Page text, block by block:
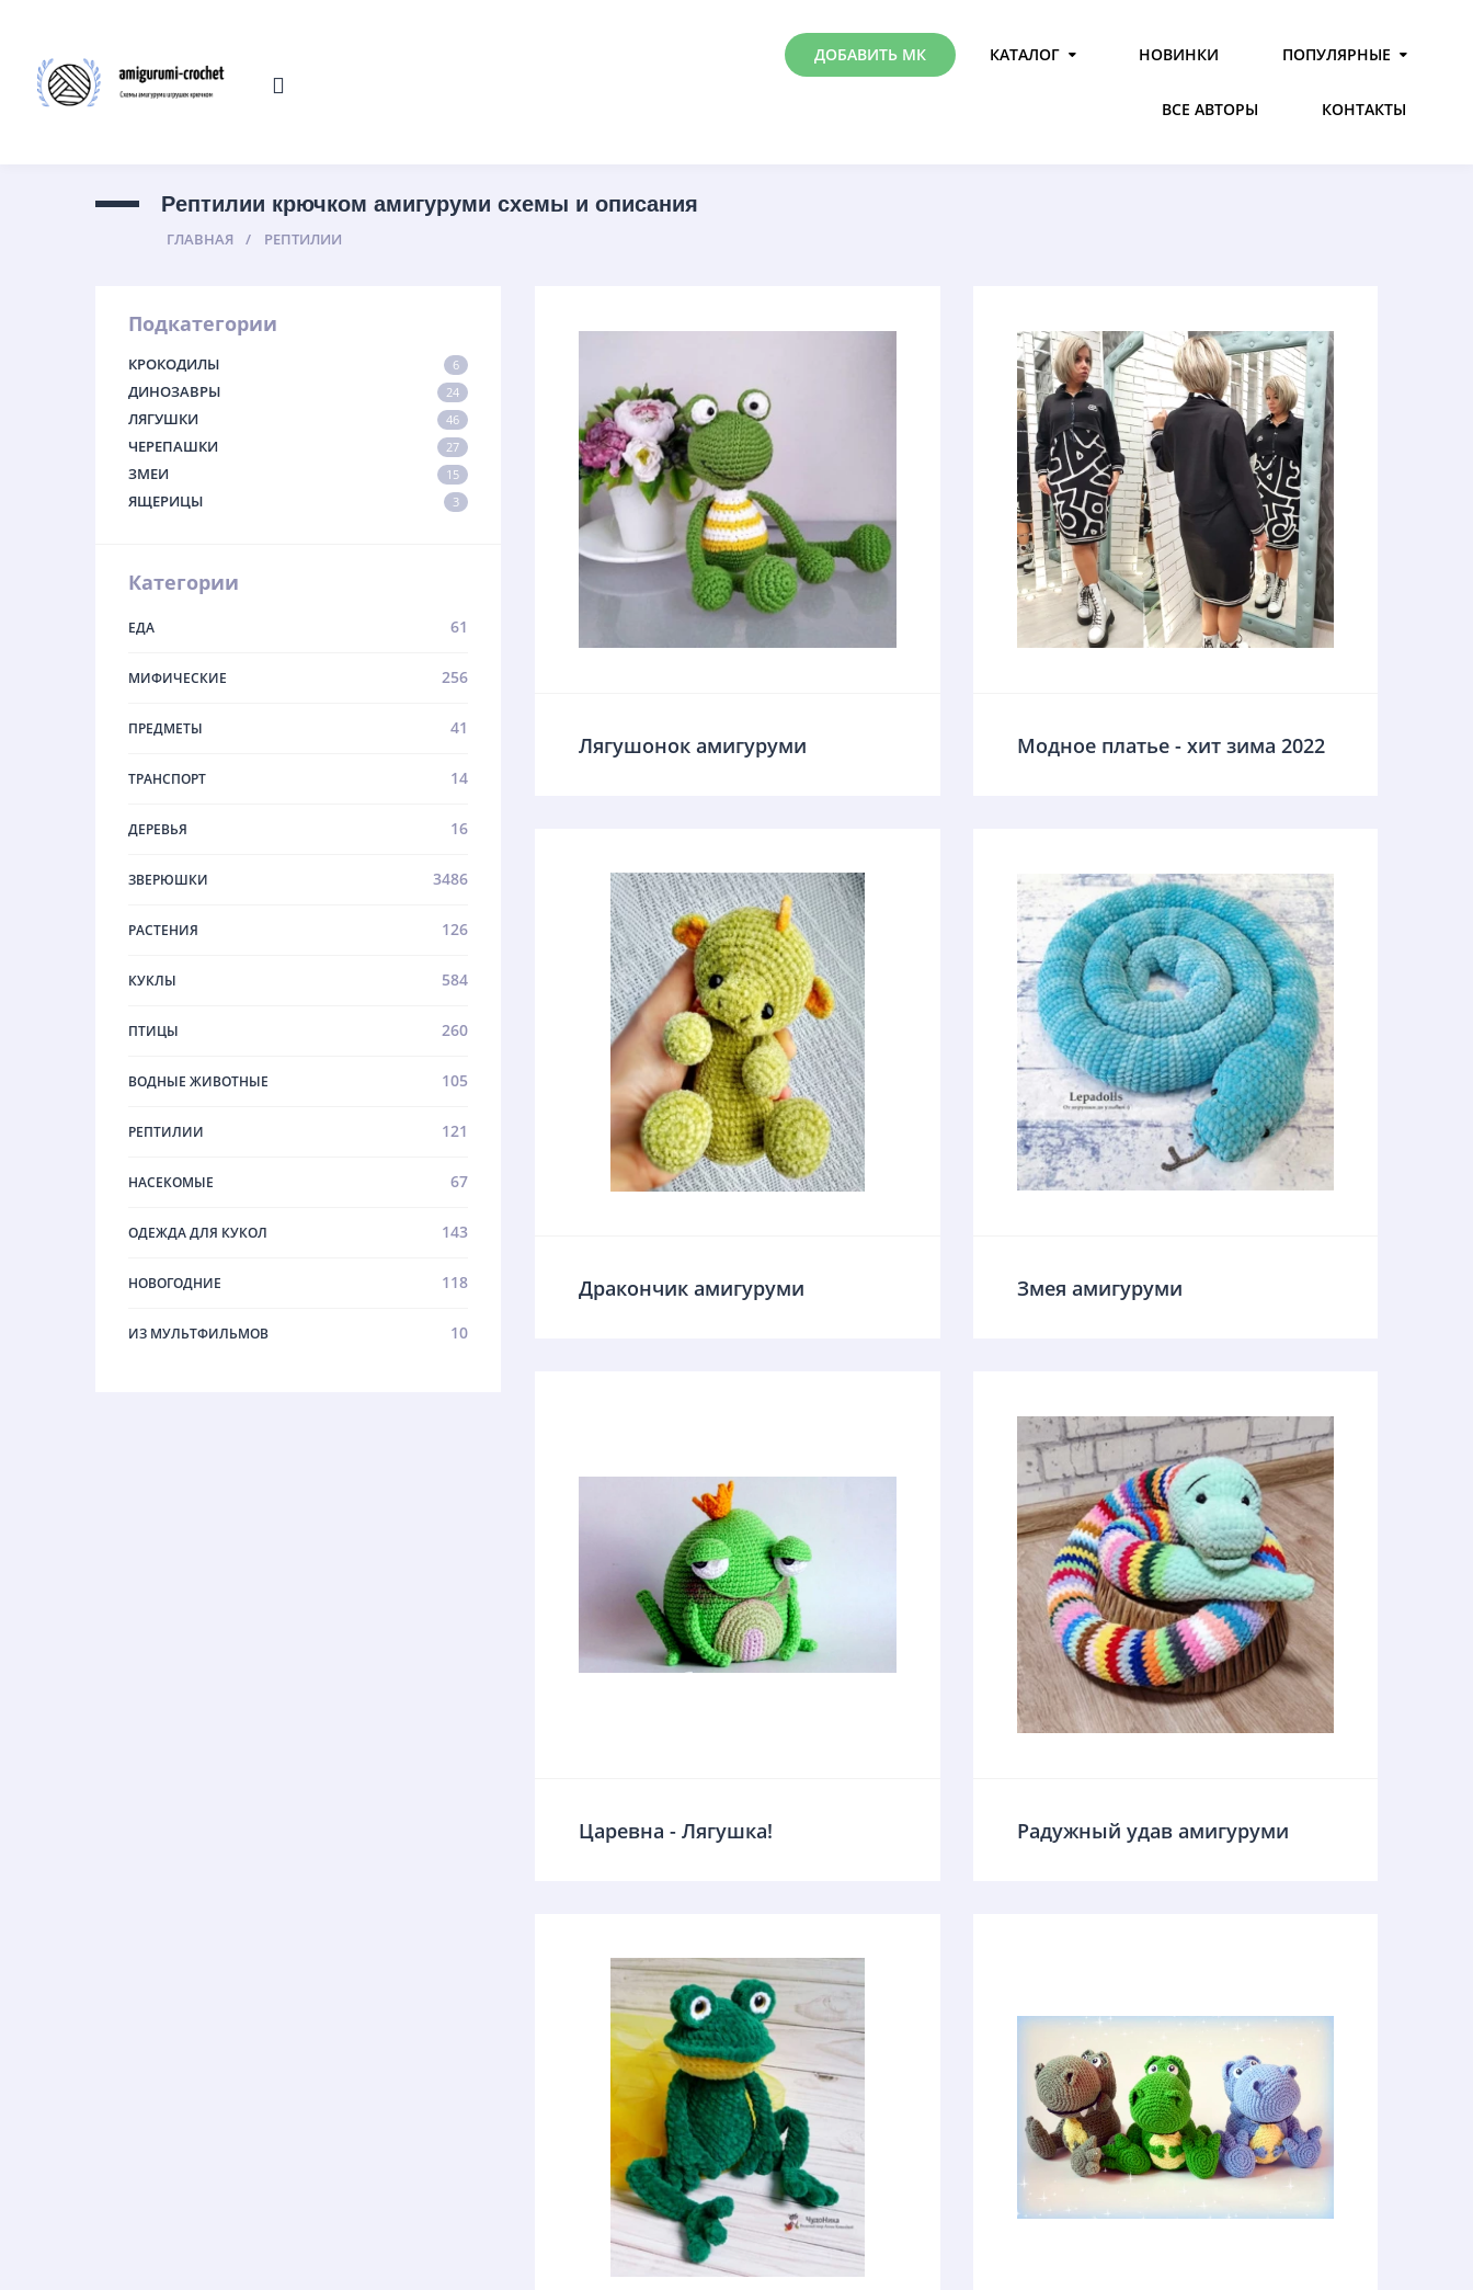
ДОБАВИТЬ МК КАТАЛОГ НОВИНКИ ПОПУЛЯРНЫЕ
ВСЕ АВТОРЫ КОНТАКТЫ
Рептилии крючком амигуруми схемы и описания
ГЛАВНАЯ РЕПТИЛИИ
Подкатегории
КРОКОДИЛЫ 6
ДИНОЗАВРЫ 24
ЛЯГУШКИ 46
ЧЕРЕПАШКИ 27
ЗМЕИ 15
ЯЩЕРИЦЫ 3
Категории
ЕДА 61
МИФИЧЕСКИЕ 256
ПРЕДМЕТЫ 41
ТРАНСПОРТ 14
ДЕРЕВЬЯ 16
ЗВЕРЮШКИ 3486
РАСТЕНИЯ 126
КУКЛЫ 584
ПТИЦЫ 260
ВОДНЫЕ ЖИВОТНЫЕ 105
РЕПТИЛИИ 121
НАСЕКОМЫЕ 67
ОДЕЖДА ДЛЯ КУКОЛ 143
НОВОГОДНИЕ 118
ИЗ МУЛЬТФИЛЬМОВ 10
Лягушонок амигуруми Модное платье - хит зима 2022
Дракончик амигуруми Змея амигуруми
Царевна - Лягушка! Радужный удав амигуруми